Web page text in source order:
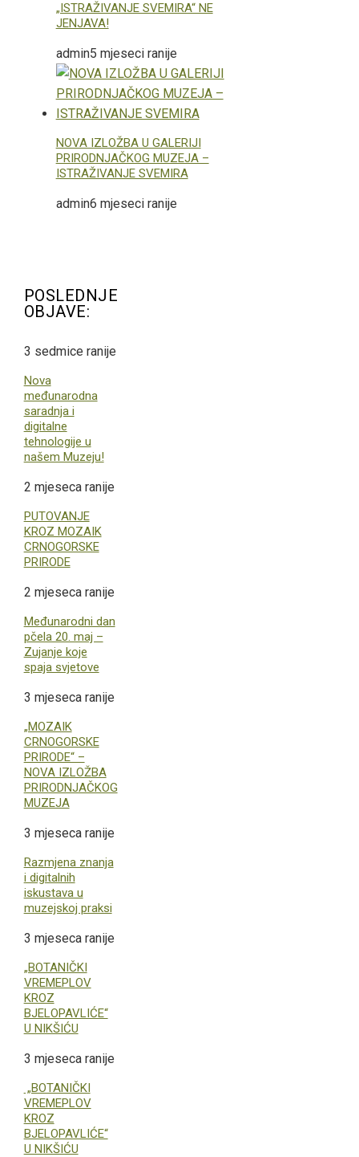
„ISTRAŽIVANJE SVEMIRA“ NE
JENJAVA!
admin5 mjeseci ranije
NOVA IZLOŽBA U GALERIJI
PRIRODNJAČKOG MUZEJA –
ISTRAŽIVANJE SVEMIRA
admin6 mjeseci ranije
POSLEDNJE
OBJAVE:
3 sedmice ranije
Nova
međunarodna
saradnja i
digitalne
tehnologije u
našem Muzeju!
2 mjeseca ranije
PUTOVANJE
KROZ MOZAIK
CRNOGORSKE
PRIRODE
2 mjeseca ranije
Međunarodni dan
pčela 20. maj –
Zujanje koje
spaja svjetove
3 mjeseca ranije
„MOZAIK
CRNOGORSKE
PRIRODE“ –
NOVA IZLOŽBA
PRIRODNJAČKOG
MUZEJA
3 mjeseca ranije
Razmjena znanja
i digitalnih
iskustava u
muzejskoj praksi
3 mjeseca ranije
„BOTANIČKI
VREMEPLOV
KROZ
BJELOPAVLIĆE“
U NIKŠIĆU
3 mjeseca ranije
„BOTANIČKI
VREMEPLOV
KROZ
BJELOPAVLIĆE“
U NIKŠIĆU